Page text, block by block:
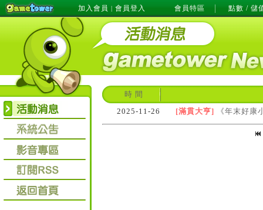
加入會員 | 會員登入 會員特區 點數 / 儲
時 間
2025-11-26
[滿貫大亨] 《年末好